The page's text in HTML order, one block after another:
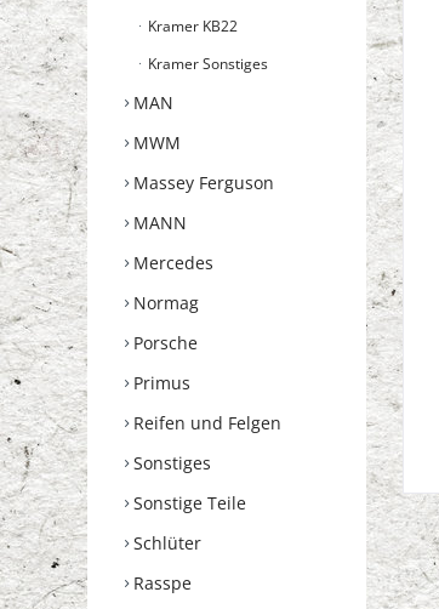
Kramer KB22
Kramer Sonstiges
MAN
MWM
Massey Ferguson
MANN
Mercedes
Normag
Porsche
Primus
Reifen und Felgen
Sonstiges
Sonstige Teile
Schlüter
Rasspe